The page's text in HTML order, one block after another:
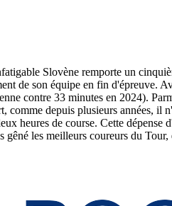
Slovène remporte un
de son équipe en fin d'épreuve.
contre 33 minutes en 2024).
comme depuis plusieurs années,
heures de course. Cette
les meilleurs coureurs du